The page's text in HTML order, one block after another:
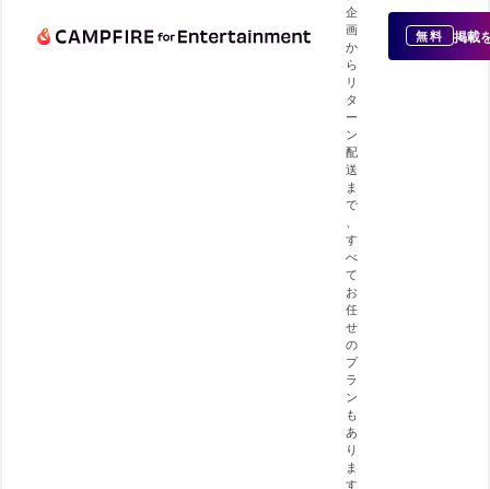
企
画
か
ら
リ
タ
ー
ン
配
送
ま
で
す
べ
て
お
任
せ
の
プ
ラ
ン
も
あ
り
ま
す
無料 掲載